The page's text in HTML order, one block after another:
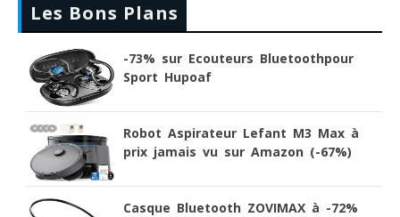
Les Bons Plans
-73% sur Ecouteurs Bluetoothpour
Sport Hupoaf
Robot Aspirateur Lefant M3 Max à
prix jamais vu sur Amazon (-67%)
Casque Bluetooth ZOVIMAX à -72%